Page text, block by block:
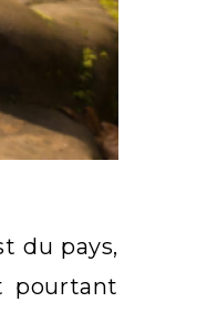
du pays,
pourtant